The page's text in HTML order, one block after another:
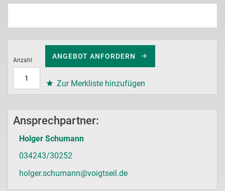
Anzahl
ANGEBOT ANFORDERN
Zur Merkliste hinzufügen
Ansprechpartner:
Holger Schumann
034243/30252
holger.schumann@voigtseil.de